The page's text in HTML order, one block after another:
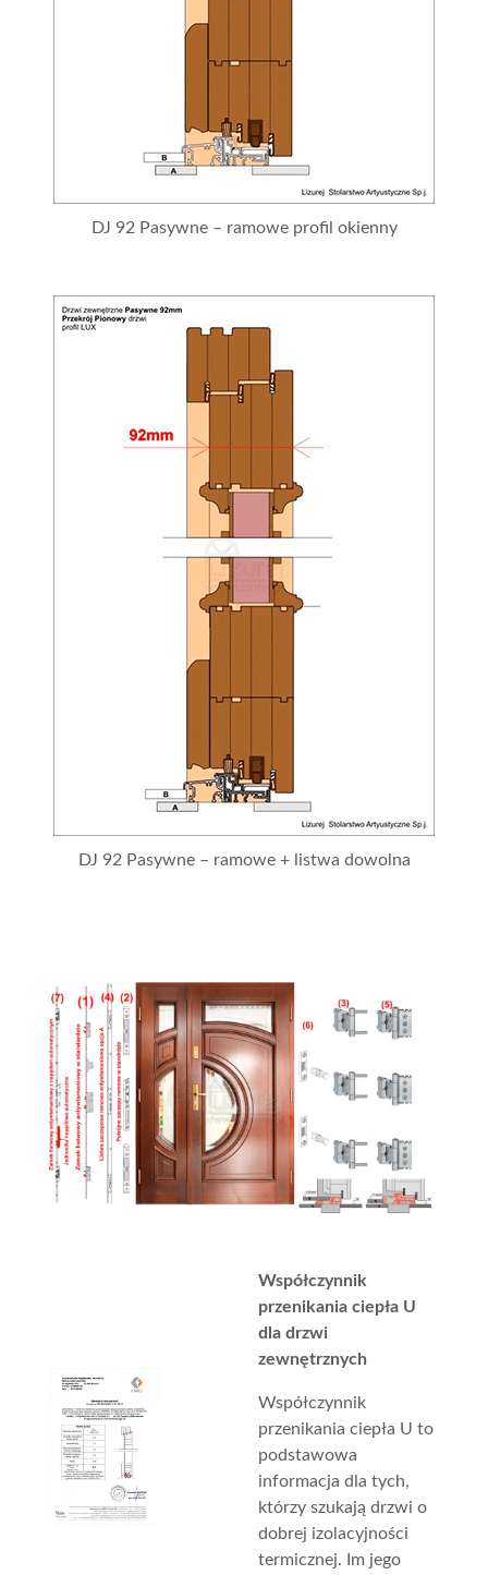
DJ 92 Pasywne – ramowe profil okienny
DJ 92 Pasywne – ramowe + listwa dowolna
Współczynnik
przenikania ciepła U
dla drzwi
zewnętrznych
Współczynnik
przenikania ciepła U to
podstawowa
informacja dla tych,
którzy szukają drzwi o
dobrej izolacyjności
termicznej. Im jego